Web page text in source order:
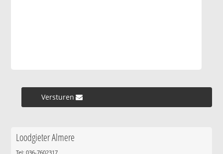
Versturen »
Loodgieter Almere
Tel: 036-7602317